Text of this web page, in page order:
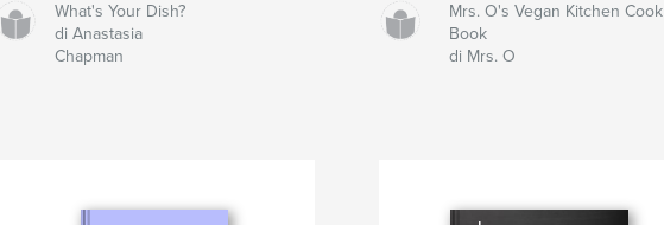
What's Your Dish?
di Anastasia
Chapman
Mrs. O's Vegan Kitchen Cook
Book
di Mrs. O